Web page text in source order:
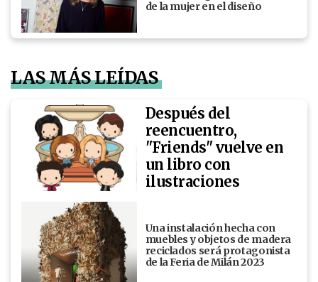
de la mujer en el diseño
LAS MÁS LEÍDAS
Después del
reencuentro,
"Friends" vuelve en
un libro con
ilustraciones
Una instalación hecha con
muebles y objetos de madera
reciclados será protagonista
de la Feria de Milán 2023